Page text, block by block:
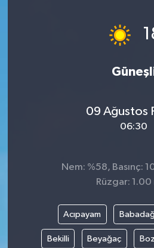
09 Ağustos
06:30
Nem: %58, Basınç:
Rüzgar:
Acıpayam
Bekilli Beyağaç
YAZARLAR
RESMİ İLAN
MAGAZİN